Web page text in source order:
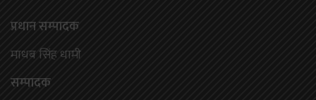
प्रधान सम्पादक
माधब सिंह धामी
सम्पादक